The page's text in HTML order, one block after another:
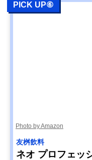
PICK UP⑥
Photo by Amazon
友桝飲料
ネオ プロフェッ